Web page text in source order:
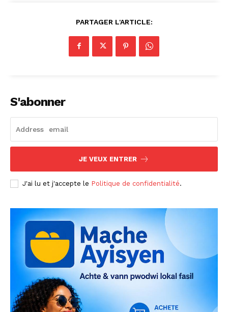
PARTAGER L'ARTICLE:
S'abonner
JE VEUX ENTRER
J'ai lu et j'accepte le Politique de confidentialité.